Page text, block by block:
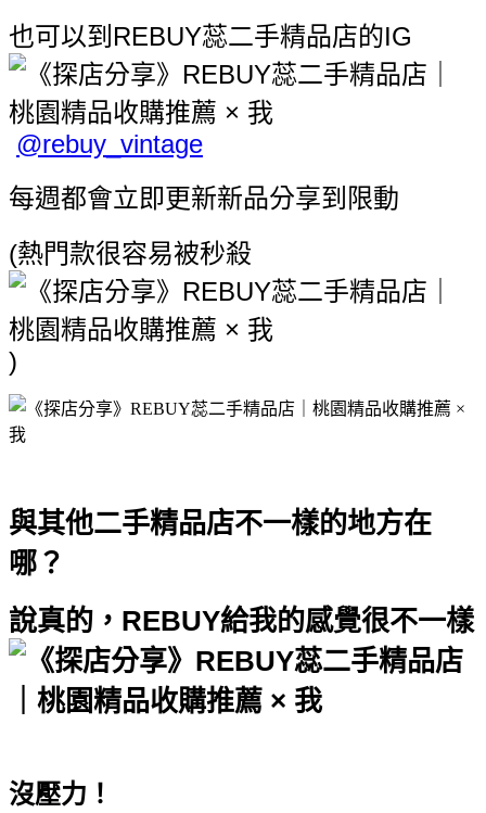
也可以到REBUY蕊二手精品店的IG
@rebuy_vintage
每週都會立即更新新品分享到限動
(熱門款很容易被秒殺
)
與其他二手精品店不一樣的地方在
哪？
說真的，REBUY給我的感覺很不一樣
沒壓力！